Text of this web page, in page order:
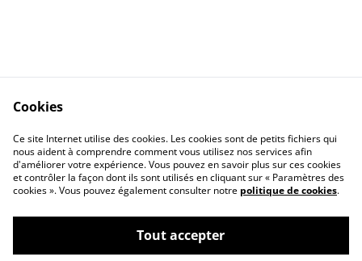
Contactez-nous
Conditions
Politique de
confidentialité
Politique de cookies
©2026
Les frères barbiers 1 Rue du 8 mai 60420
Cookies
Ce site Internet utilise des cookies. Les cookies sont de petits fichiers qui
nous aident à comprendre comment vous utilisez nos services afin
d'améliorer votre expérience. Vous pouvez en savoir plus sur ces cookies
et contrôler la façon dont ils sont utilisés en cliquant sur « Paramètres des
cookies ». Vous pouvez également consulter notre politique de cookies.
Tout accepter